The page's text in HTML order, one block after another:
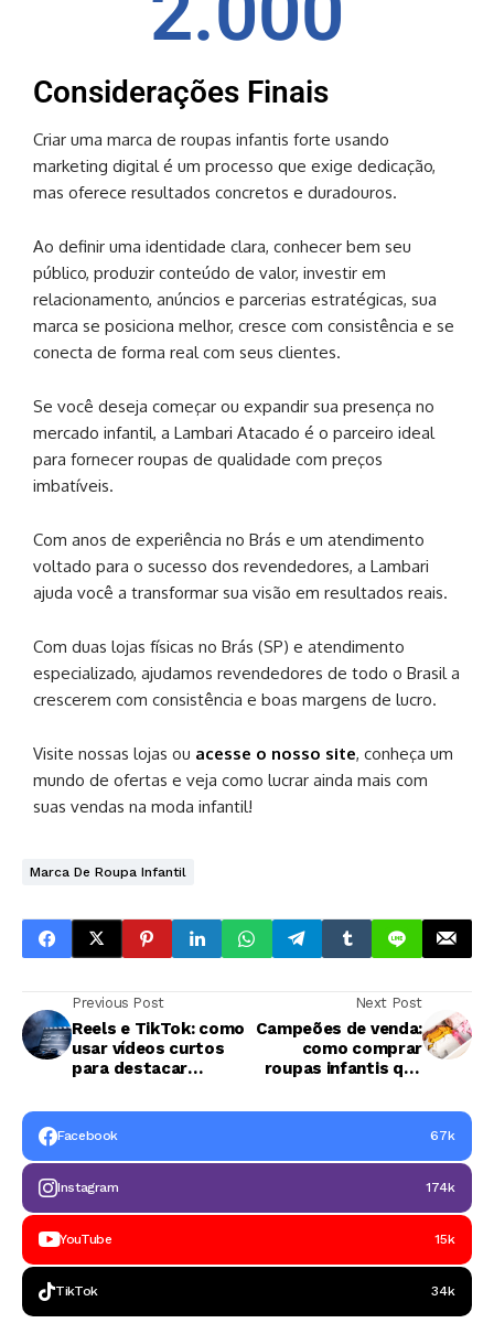
Considerações Finais
Criar uma marca de roupas infantis forte usando
marketing digital é um processo que exige dedicação,
mas oferece resultados concretos e duradouros.
Ao definir uma identidade clara, conhecer bem seu
público, produzir conteúdo de valor, investir em
relacionamento, anúncios e parcerias estratégicas, sua
marca se posiciona melhor, cresce com consistência e se
conecta de forma real com seus clientes.
Se você deseja começar ou expandir sua presença no
mercado infantil, a Lambari Atacado é o parceiro ideal
para fornecer roupas de qualidade com preços
imbatíveis.
Com anos de experiência no Brás e um atendimento
voltado para o sucesso dos revendedores, a Lambari
ajuda você a transformar sua visão em resultados reais.
Com duas lojas físicas no Brás (SP) e atendimento
especializado, ajudamos revendedores de todo o Brasil a
crescerem com consistência e boas margens de lucro.
Visite nossas lojas ou acesse o nosso site, conheça um
mundo de ofertas e veja como lucrar ainda mais com
suas vendas na moda infantil!
Marca De Roupa Infantil
Previous Post
Reels e TikTok: como
usar vídeos curtos
para destacar
peças de roupas
infantis
Next Post
Campeões de venda:
como comprar
roupas infantis que
estoque
Facebook 67k
Instagram 174k
YouTube 15k
TikTok 34k